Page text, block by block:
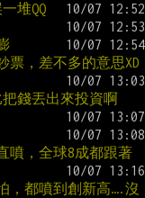
堆QQ
票，差不多的意思XD
錢丟出來投資啊
，全球8成都跟著
，都噴到創新高….沒